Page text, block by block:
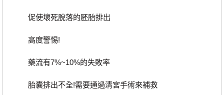
促使壞死脫落的胚胎排出
高度警惕!
藥流有7%~10%的失敗率
胎囊排出不全!需要通過清宮手術來補救